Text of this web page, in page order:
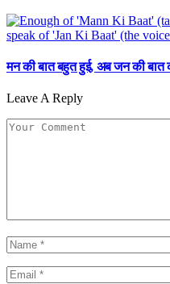
मन की बात बहुत हुई, अब जन की बात
Leave A Reply